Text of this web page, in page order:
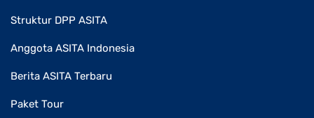
Struktur DPP ASITA
Anggota ASITA Indonesia
Berita ASITA Terbaru
Paket Tour